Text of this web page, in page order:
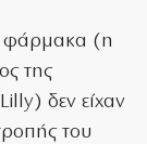
φάρμακα (η
της
δεν είχαν
του